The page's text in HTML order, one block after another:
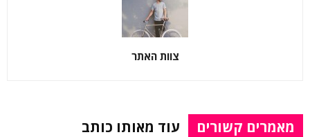
צוות האתר
מאמרים קשורים עוד מאותו כותב